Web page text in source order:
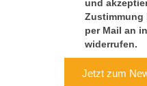
Jetzt zum
und
Zustimmung
per Mail an
widerrufen.